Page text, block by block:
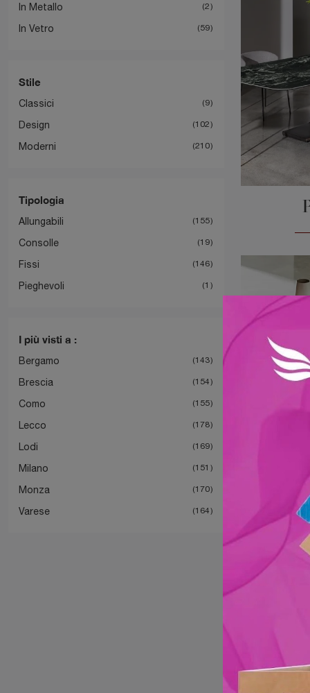
In Metallo 2
In Vetro 59
Stile
Classici 9
Design 102
Moderni 210
Tipologia
Allungabili 155
Consolle 19
Fissi 146
Pieghevoli 1
I più visti a :
Bergamo 143
Brescia 154
Como 155
Lecco 178
Lodi 169
Milano 151
Monza 170
Varese 164